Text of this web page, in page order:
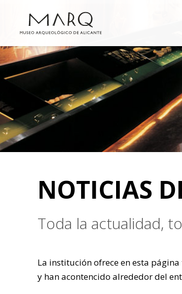
NOTICIAS
Toda la actualidad,
La institución ofrece en esta
y han acontencido alrededor del